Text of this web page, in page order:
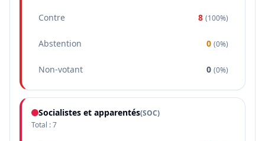
Contre 8 (100%)
Abstention 0 (0%)
Non-votant 0 (0%)
Socialistes et apparentés(SOC)
Total :7